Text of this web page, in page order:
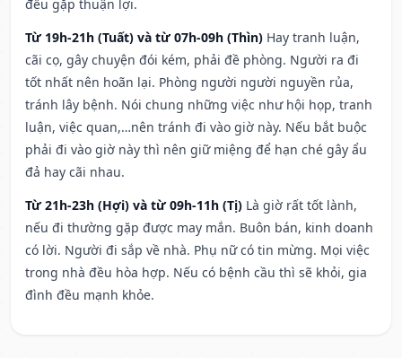
đều gặp thuận lợi.
Từ 19h-21h (Tuất) và từ 07h-09h (Thìn) Hay tranh luận,
cãi cọ, gây chuyện đói kém, phải đề phòng. Người ra đi
tốt nhất nên hoãn lại. Phòng người người nguyền rủa,
tránh lây bệnh. Nói chung những việc như hội họp, tranh
luận, việc quan,…nên tránh đi vào giờ này. Nếu bắt buộc
phải đi vào giờ này thì nên giữ miệng để hạn ché gây ẩu
đả hay cãi nhau.
Từ 21h-23h (Hợi) và từ 09h-11h (Tị) Là giờ rất tốt lành,
nếu đi thường gặp được may mắn. Buôn bán, kinh doanh
có lời. Người đi sắp về nhà. Phụ nữ có tin mừng. Mọi việc
trong nhà đều hòa hợp. Nếu có bệnh cầu thì sẽ khỏi, gia
đình đều mạnh khỏe.